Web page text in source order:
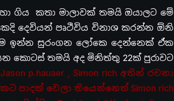
ගිය කතා මාලාවක් තමයි ඔයාලට මේ
දෙවියන් පෘථිවිය විනාශ කරන්න ඕනි
ඉන්න සුරංගන ලෝකෙ දෙන්නෙක් ඒක
කොටස් තමයි අද මිනිත්තු 22ක් පුරාවට
p.hauaer, Simon rich අතින් රචනා
පාදක් වෙලා තියෙන්නෙත් Simon rich